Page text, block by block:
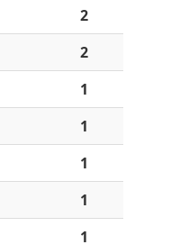
2
2
1
1
1
1
1